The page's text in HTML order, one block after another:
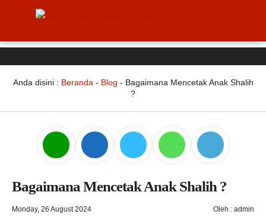
Anda disini : Beranda - Blog - Bagaimana Mencetak Anak Shalih
?
Bagaimana Mencetak Anak Shalih ?
Monday, 26 August 2024 Oleh : admin